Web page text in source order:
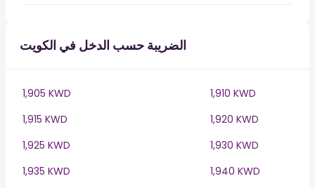
الضريبة حسب الدخل في الكويت
1,905 KWD
1,910 KWD
1,915 KWD
1,920 KWD
1,925 KWD
1,930 KWD
1,935 KWD
1,940 KWD